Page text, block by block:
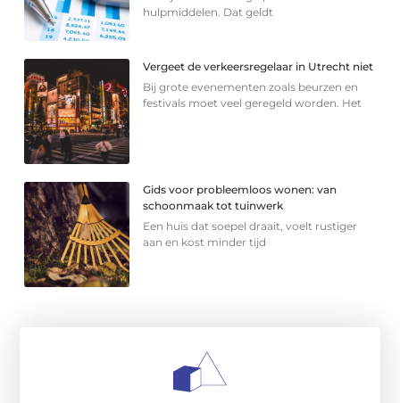
hulpmiddelen. Dat geldt
Vergeet de verkeersregelaar in Utrecht niet
Bij grote evenementen zoals beurzen en
festivals moet veel geregeld worden. Het
Gids voor probleemloos wonen: van
schoonmaak tot tuinwerk
Een huis dat soepel draait, voelt rustiger
aan en kost minder tijd